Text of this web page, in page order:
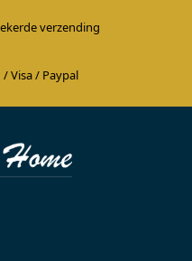
verzending
Visa / Paypal